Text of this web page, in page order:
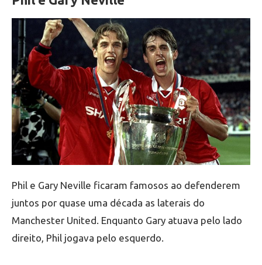
Phil e Gary Neville ficaram famosos ao defenderem
juntos por quase uma década as laterais do
Manchester United. Enquanto Gary atuava pelo lado
direito, Phil jogava pelo esquerdo.